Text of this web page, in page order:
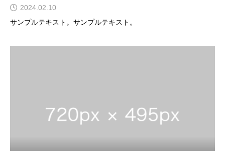
2024.02.10
サンプルテキスト。サンプルテキスト。